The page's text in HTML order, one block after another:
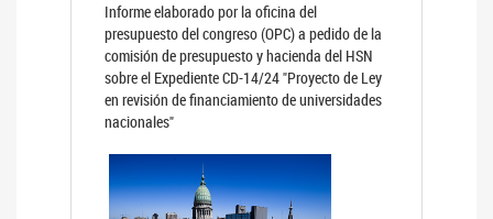
Informe elaborado por la oficina del
presupuesto del congreso (OPC) a pedido de la
comisión de presupuesto y hacienda del HSN
sobre el Expediente CD-14/24 "Proyecto de Ley
en revisión de financiamiento de universidades
nacionales"